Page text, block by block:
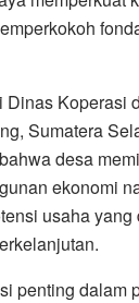
Koperasi
Sumatera
desa
ekonomi
usaha yang
penting dalam